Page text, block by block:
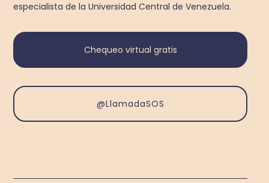
especialista de la Universidad Central de Venezuela.
Chequeo virtual gratis
@LlamadaSOS